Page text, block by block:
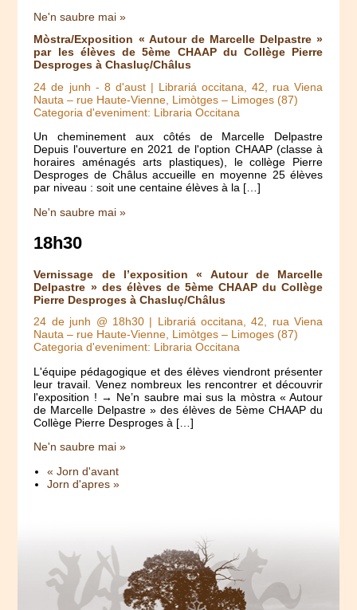
Ne'n saubre mai »
Mòstra/Exposition « Autour de Marcelle Delpastre »
par les élèves de 5ème CHAAP du Collège Pierre
Desproges à Chasluç/Châlus
24 de junh - 8 d'aust| Librariá occitana, 42, rua Viena
Nauta – rue Haute-Vienne, Limòtges – Limoges (87)
Categoria d'eveniment: Libraria Occitana
Un cheminement aux côtés de Marcelle Delpastre
Depuis l'ouverture en 2021 de l'option CHAAP (classe à
horaires aménagés arts plastiques), le collège Pierre
Desproges de Châlus accueille en moyenne 25 élèves
par niveau : soit une centaine élèves à la […]
Ne'n saubre mai »
18h30
Vernissage de l’exposition « Autour de Marcelle
Delpastre » des élèves de 5ème CHAAP du Collège
Pierre Desproges à Chasluç/Châlus
24 de junh @ 18h30| Librariá occitana, 42, rua Viena
Nauta – rue Haute-Vienne, Limòtges – Limoges (87)
Categoria d'eveniment: Libraria Occitana
L'équipe pédagogique et des élèves viendront présenter
leur travail. Venez nombreux les rencontrer et découvrir
l'exposition ! → Ne’n saubre mai sus la mòstra « Autour
de Marcelle Delpastre » des élèves de 5ème CHAAP du
Collège Pierre Desproges à […]
Ne'n saubre mai »
« Jorn d'avant
Jorn d'apres »